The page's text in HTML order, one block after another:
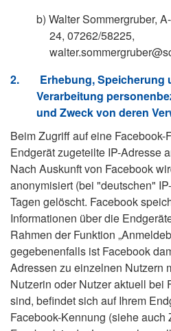
b) Walter Sommergruber,
24, 07262/58225,
2.
Erhebung, Speicherung
Verarbeitung
und Zweck von deren
Beim Zugriff auf eine
Endgerät zugeteilte IP-Adresse
Nach Auskunft von Facebook
anonymisiert (bei "deutschen"
Tagen gelöscht. Facebook
Informationen über die
Rahmen der Funktion
gegebenenfalls ist Facebook
Adressen zu einzelnen Nutzern
Nutzerin oder Nutzer aktuell bei
sind, befindet sich auf Ihrem
Facebook-Kennung (siehe auch